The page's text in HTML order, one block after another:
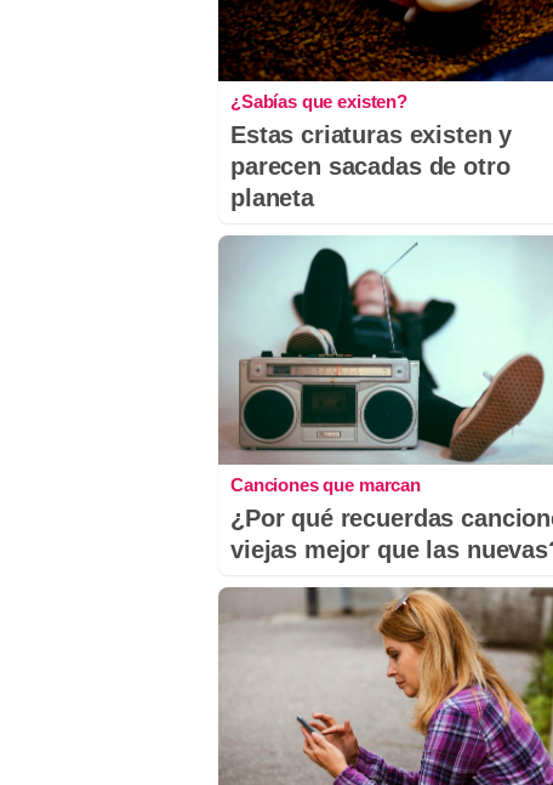
¿Sabías que existen?
Estas criaturas existen y
parecen sacadas de otro
planeta
Canciones que marcan
¿Por qué recuerdas
viejas mejor que las